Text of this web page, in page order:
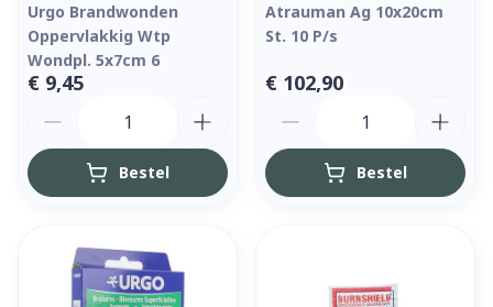
Urgo Brandwonden
Oppervlakkig Wtp
Wondpl. 5x7cm 6
€ 9,45
Bestel
Atrauman Ag 10x20cm
St. 10 P/s
€ 102,90
Bestel